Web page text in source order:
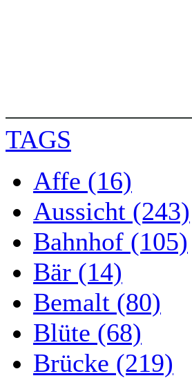
TAGS
Affe (16)
Aussicht (243)
Bahnhof (105)
Bär (14)
Bemalt (80)
Blüte (68)
Brücke (219)